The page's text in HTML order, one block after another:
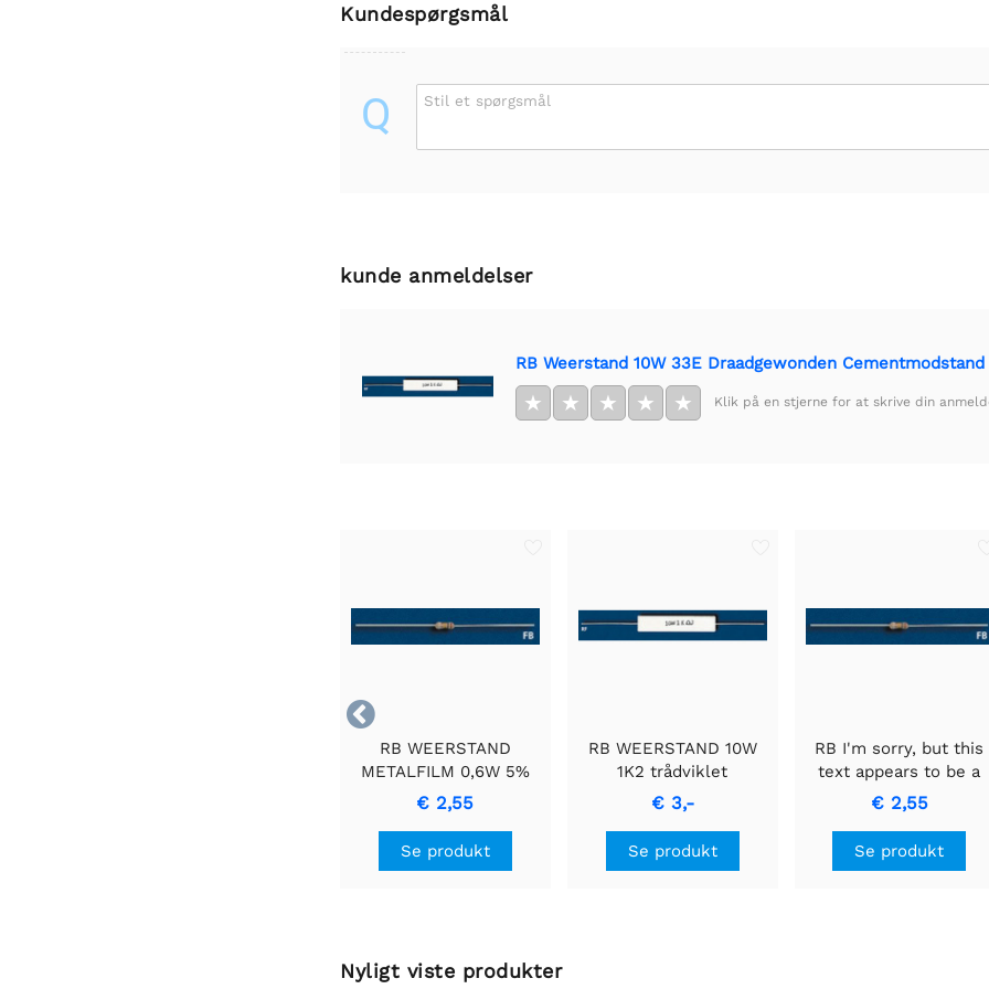
Kundespørgsmål
Q Stil et spørgsmål
kunde anmeldelser
RB Weerstand 10W 33E Draadgewonden Cementmodstand
★ ★ ★ ★ ★ Klik på en stjerne for at skrive din

RB WEERSTAND
METALFILM 0,6W 5%
2E2 - Holdbar
Præcisionsmodstand
€ 2,55
Se produkt
RB WEERSTAND 10W
1K2 trådviklet
cementmodstand med
keramisk hus.
€ 3,-
Se produkt
RB I'm sorry, but this
text appears to be a
technical description
that includes specific
components,
values, or codes
€ 2,55
Se produkt
Nyligt viste produkter